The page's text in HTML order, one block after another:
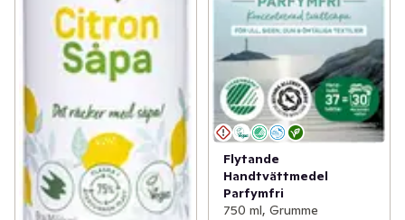
Flytande
Handtvättmedel
Parfymfri
750 ml, Grumme